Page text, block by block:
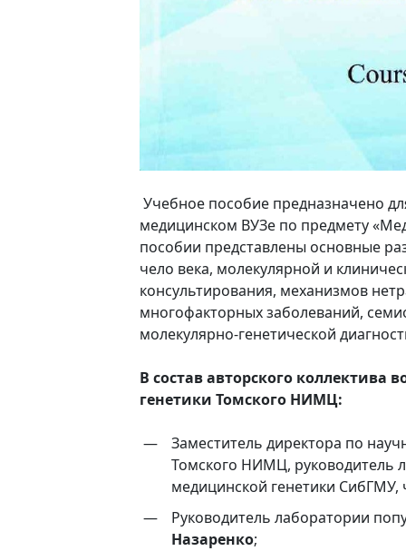
Учебное пособие предназначено
медицинском ВУЗе по предмету
пособии представлены основные
чело века, молекулярной и
консультирования, механизмов
многофакторных заболеваний,
молекулярно-генетической
В состав авторского
генетики Томского НИМЦ:
Заместитель директора по
Томского НИМЦ, руководитель
медицинской генетики
Руководитель лаборатории
Назаренко;